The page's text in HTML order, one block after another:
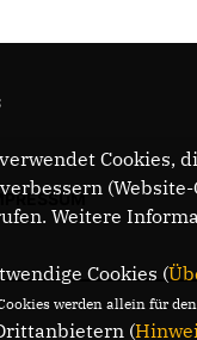
Cookies,
Weitere
Cookies (
werden allein für
(